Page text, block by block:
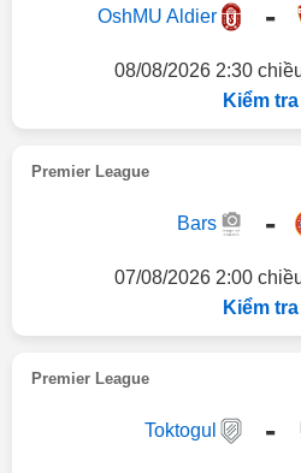
OshMU Aldier -
08/08/2026 2:30
Kiểm
Premier League
Bars -
07/08/2026 2:00
Kiểm
Premier League
Toktogul -